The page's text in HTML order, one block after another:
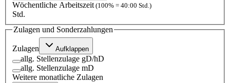
Wöchentliche Arbeitszeit(100% = 40:00 Std.)
Std.
Zulagen und Sonderzahlungen
Zulagen Aufklappen
allg. Stellenzulage gD/hD
allg. Stellenzulage mD
Weitere monatliche Zulagen